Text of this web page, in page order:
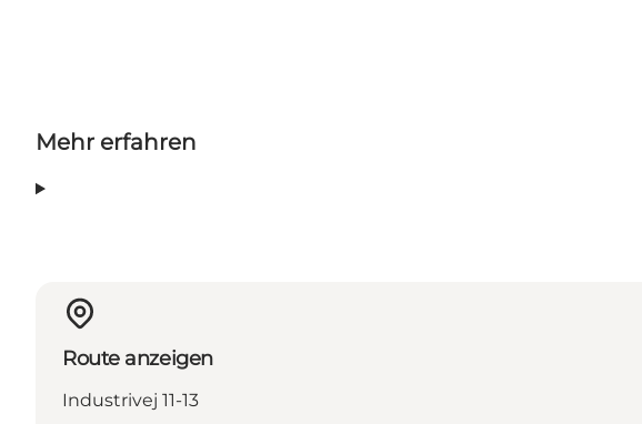
Mehr erfahren
Route anzeigen
Industrivej 11-13